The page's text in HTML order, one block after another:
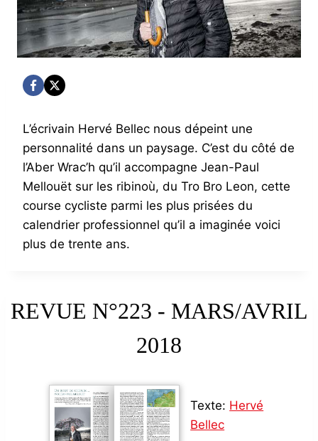
L’écrivain Hervé Bellec nous dépeint une
personnalité dans un paysage. C’est du côté de
l’Aber Wrac’h qu’il accompagne Jean-Paul
Mellouët sur les ribinoù, du Tro Bro Leon, cette
course cycliste parmi les plus prisées du
calendrier professionnel qu’il a imaginée voici
plus de trente ans.
REVUE N°223 - MARS/AVRIL
2018
Texte: Hervé
Bellec